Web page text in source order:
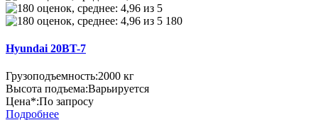
180
Hyundai 20BT-7
Грузоподъемность:2000 кг
Высота подъема:Варьируется
Цена*:По запросу
Подробнее